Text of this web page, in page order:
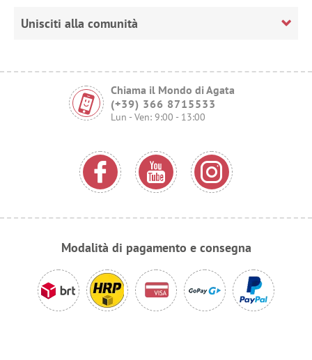
Unisciti alla comunità
Chiama il Mondo di Agata
(+39) 366 8715533
Lun - Ven: 9:00 - 13:00
Modalità di pagamento e consegna